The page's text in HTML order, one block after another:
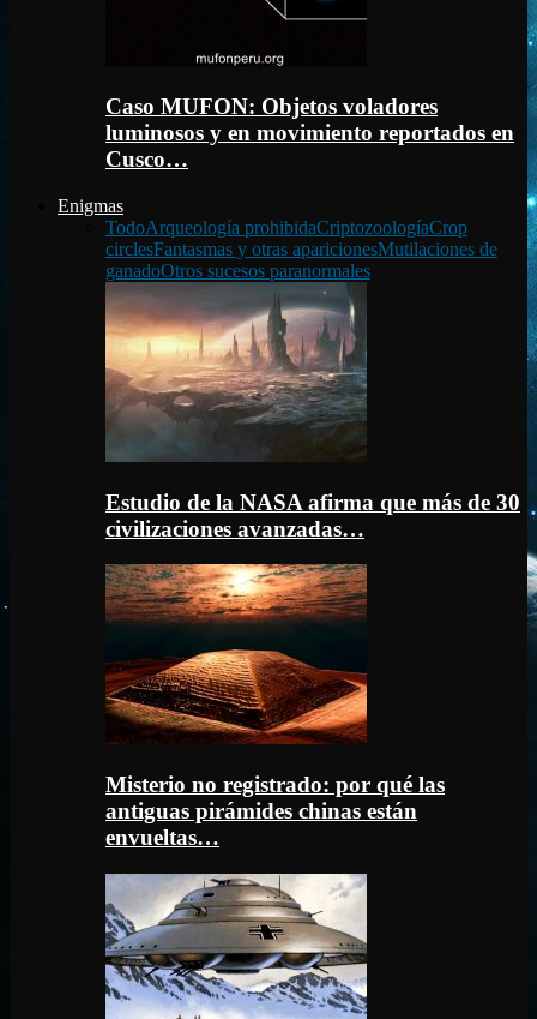
Caso MUFON: Objetos voladores
luminosos y en movimiento reportados en
Cusco…
Enigmas
TodoArqueología prohibidaCriptozoologíaCrop
circlesFantasmas y otras aparicionesMutilaciones de
ganadoOtros sucesos paranormales
Estudio de la NASA afirma que más de 30
civilizaciones avanzadas…
Misterio no registrado: por qué las
antiguas pirámides chinas están
envueltas…